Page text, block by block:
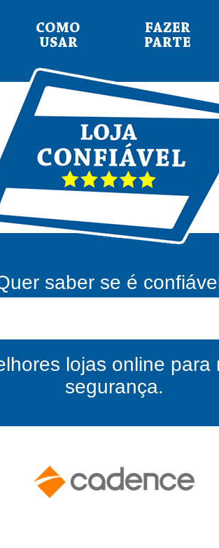
COMO
USAR
FAZER
PARTE
saber se é
lojas online para
segurança.